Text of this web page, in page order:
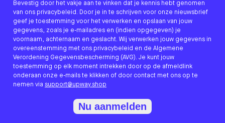
Bevestig door het vakje aan te vinken dat je kennis hebt genomen
van ons privacybeleid. Door je in te schrijven voor onze nieuwsbrief
geef je toestemming voor het verwerken en opslaan van jouw
gegevens, zoals je e-mailadres en (indien opgegeven) je
voornaam, achternaam en geslacht. Wij verwerken jouw gegevens in
overeenstemming met ons privacybeleid en de Algemene
Verordening Gegevensbescherming (AVG). Je kunt jouw
toestemming op elk moment intrekken door op de afmeldlink
onderaan onze e-mails te klikken of door contact met ons op te
nemen via support@upway.shop
Nu aanmelden